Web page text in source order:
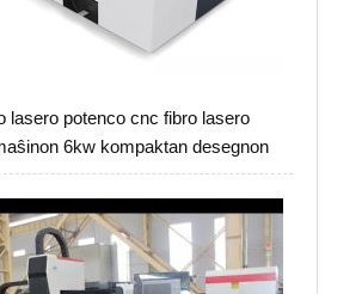
lasero potenco cnc fibro lasero
6kw kompaktan desegnon